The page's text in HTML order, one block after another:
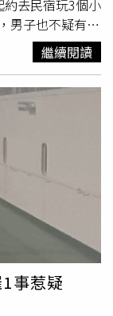
色在網路討論度
以能產生共鳴，
她就讓人想到自
劇之所以受人喜
然不算完美，但
長氛圍拿捏與鋪
劇同時還能使你
們現代人必須學
否則會陷入焦
風和海》官方
去民宿玩3個小
男子也不疑有
2名女子就專門
不多的時候，女
中清醒的女子暗
後在一陣攻勢
女子就把李先
走。李男清醒後
4男組成的詐騙
到了透過約網
男的生意後，
4部蘋果手機，
贓款僅剩1萬
案件，涉案金額
繼續閱讀
1事惹疑